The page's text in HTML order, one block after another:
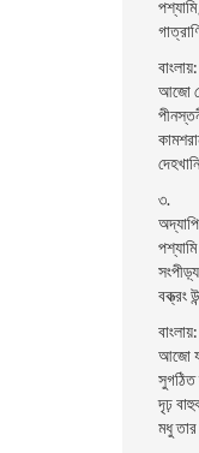
পশ্যামি
বাংলায়:
আজো
৩.
বক্ত্রং
বাংলায়:
আজো
সুগঠিত
দৃঢ়
মধু